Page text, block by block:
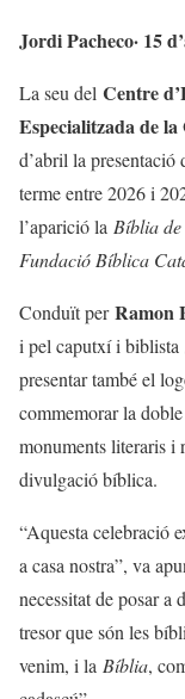
​Jordi Pacheco· 15
La seu del Centre
Especialitzada de
d’abril la presentació
terme entre 2026 i
l’aparició la Bíblia
Fundació Bíblica
Conduït perRamon
i pel caputxí i biblista
presentar també el
commemorar la
monuments literaris i
divulgació bíblica.
“Aquesta celebració
a casa nostra”, va
necessitat de posar a
tresor que són les
venim, i la Bíblia,